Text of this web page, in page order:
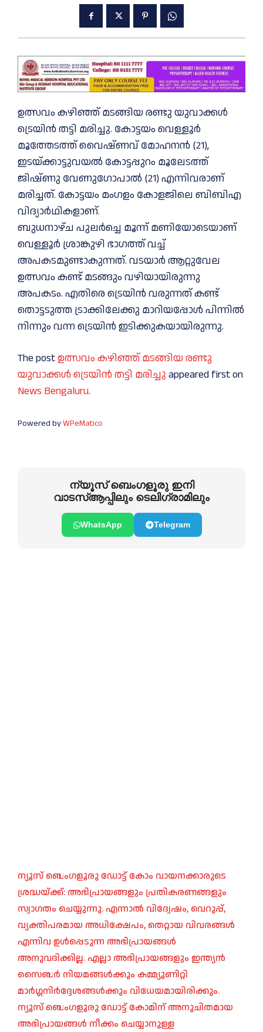
ഉത്സവം കഴിഞ്ഞ് മടങ്ങിയ രണ്ടു യുവാക്കള്‍
ട്രെയിൻ തട്ടി മരിച്ചു. കോട്ടയം വെള്ളൂർ
മൂത്തേടത്ത് വൈഷ്ണവ് മോഹനൻ (21),
ഇടയ്ക്കാട്ടുവയല്‍ കോട്ടപ്പുറം മൂലേടത്ത്
ജിഷ്ണു വേണുഗോപാല്‍ (21) എന്നിവരാണ്
മരിച്ചത്. കോട്ടയം മംഗളം കോളജി‌ലെ ബിബിഎ
വിദ്യാർഥികളാണ്.
ബുധനാഴ്ച പുലർച്ചെ മൂന്ന് മണിയോടെയാണ്
വെള്ളൂർ ശ്രാങ്കുഴി ഭാഗത്ത് വച്ച്‌
അപകടമുണ്ടാകുന്നത്. വടയാർ ആറ്റുവേല
ഉത്സവം കണ്ട് മടങ്ങും വഴിയായിരുന്നു
അപകടം. എതിരെ ട്രെയിൻ വരുന്നത് കണ്ട്
തൊട്ടടുത്ത ട്രാക്കിലേക്കു മാറിയപ്പോള്‍ പിന്നില്‍
നിന്നും വന്ന ട്രെയിൻ ഇടിക്കുകയായിരുന്നു.
The postഉത്സവം കഴിഞ്ഞ് മടങ്ങിയ രണ്ടു
യുവാക്കള്‍ ട്രെയിൻ തട്ടി മരിച്ചു appeared first on
News Bengaluru.
Powered byWPeMatico
ന്യൂസ് ബെംഗളൂരു ഇനി
വാടസ്ആപ്പിലും ടെലിഗ്രാമിലും
WhatsApp Telegram
ന്യൂസ് ബെംഗളൂരു ഡോട്ട് കോം വായനക്കാരുടെ
ശ്രദ്ധയ്ക്ക്: അഭിപ്രായങ്ങളും പ്രതികരണങ്ങളും
സ്വാഗതം ചെയ്യുന്നു. എന്നാൽ വിദ്വേഷം, വെറുപ്പ്,
വ്യക്തിപരമായ അധിക്ഷേപം, തെറ്റായ വിവരങ്ങൾ
എന്നിവ ഉൾപ്പെടുന്ന അഭിപ്രായങ്ങൾ
അനുവദിക്കില്ല. എല്ലാ അഭിപ്രായങ്ങളും ഇന്ത്യൻ
സൈബർ നിയമങ്ങൾക്കും കമ്മ്യൂണിറ്റി
മാർഗ്ഗനിർദ്ദേശങ്ങൾക്കും വിധേയമായിരിക്കും.
ന്യൂസ് ബെംഗളൂരു ഡോട്ട് കോമിന് അനുചിതമായ
അഭിപ്രായങ്ങൾ നീക്കം ചെയ്യാനുള്ള